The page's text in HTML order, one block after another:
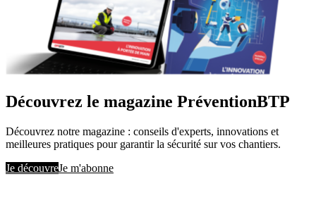
Découvrez le magazine PréventionBTP
Découvrez notre magazine : conseils d'experts, innovations et
meilleures pratiques pour garantir la sécurité sur vos chantiers.
Je découvreJe m'abonne